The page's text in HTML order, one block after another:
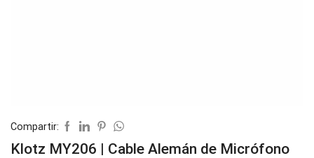
Compartir:
Klotz MY206 | Cable Alemán de Micrófono